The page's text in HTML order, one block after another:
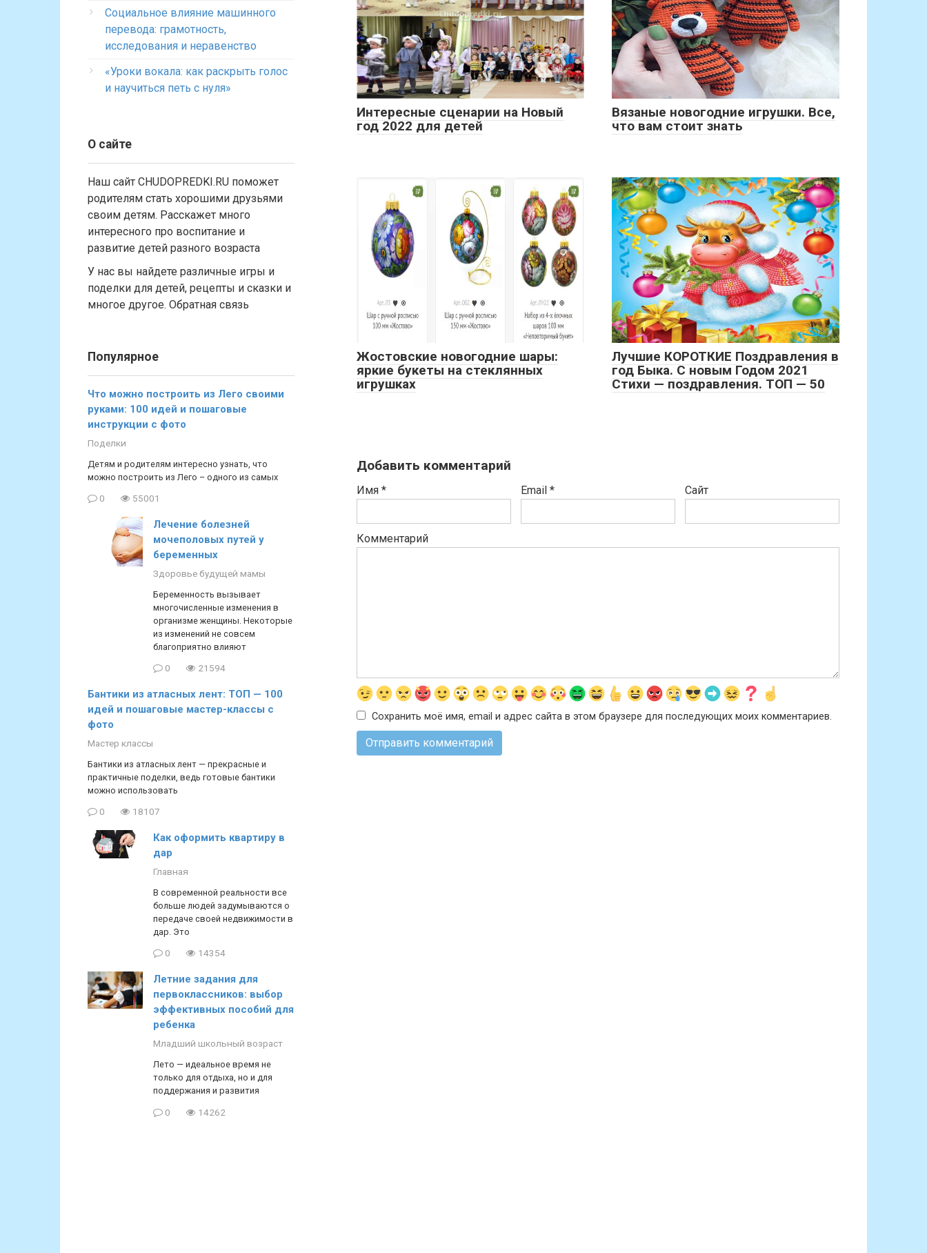
Интересные сценарии на Новый
год 2022 для детей
Вязаные новогодние игрушки. Все,
что вам стоит знать
Жостовские новогодние шары:
яркие букеты на стеклянных
игрушках
Лучшие КОРОТКИЕ Поздравления в
год Быка. С новым Годом 2021
Стихи — поздравления. ТОП — 50
Добавить комментарий
Имя * Email * Сайт
Комментарий
Сохранить моё имя, email и адрес сайта в этом браузере для последующих моих комментариев.
Социальное влияние машинного
перевода: грамотность,
исследования и неравенство
«Уроки вокала: как раскрыть голос
и научиться петь с нуля»
О сайте
Наш сайт CHUDOPREDKI.RU поможет
родителям стать хорошими друзьями
своим детям. Расскажет много
интересного про воспитание и
развитие детей разного возраста
У нас вы найдете различные игры и
поделки для детей, рецепты и сказки и
многое другое. Обратная связь
Популярное
Что можно построить из Лего своими
руками: 100 идей и пошаговые
инструкции с фото
Поделки
Детям и родителям интересно узнать, что
можно построить из Лего – одного из самых
0 55001
Лечение болезней
мочеполовых путей у
беременных
Здоровье будущей мамы
Беременность вызывает
многочисленные изменения в
организме женщины. Некоторые
из изменений не совсем
благоприятно влияют
0 21594
Бантики из атласных лент: ТОП — 100
идей и пошаговые мастер-классы с
фото
Мастер классы
Бантики из атласных лент — прекрасные и
практичные поделки, ведь готовые бантики
можно использовать
0 18107
Как оформить квартиру в
дар
Главная
В современной реальности все
больше людей задумываются о
передаче своей недвижимости в
дар. Это
0 14354
Летние задания для
первоклассников: выбор
эффективных пособий для
ребенка
Младший школьный возраст
Лето — идеальное время не
только для отдыха, но и для
поддержания и развития
0 14262